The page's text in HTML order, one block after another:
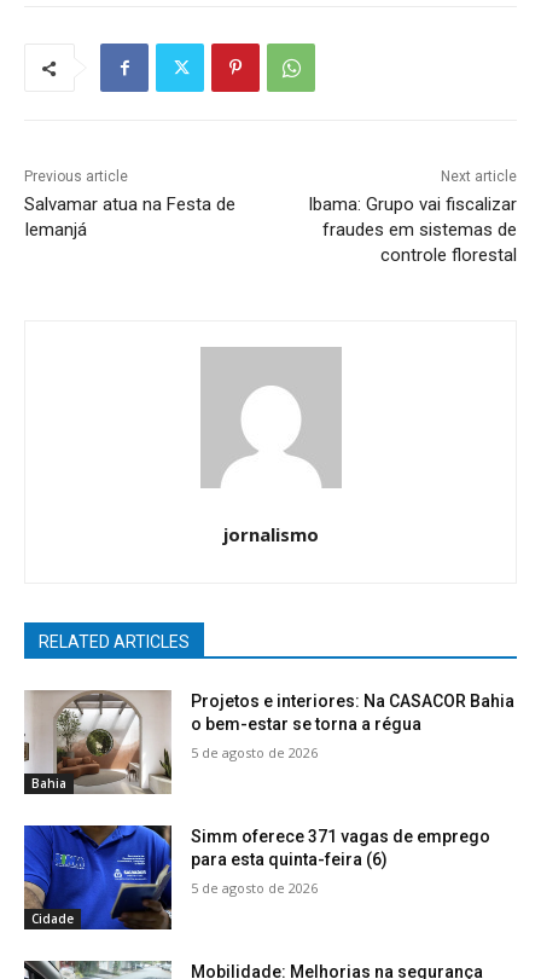
Previous article
Salvamar atua na Festa de
Iemanjá
Next article
Ibama: Grupo vai fiscalizar
fraudes em sistemas de
controle florestal
jornalismo
RELATED ARTICLES
Bahia
Projetos e interiores: Na CASACOR Bahia
o bem-estar se torna a régua
5 de agosto de 2026
Cidade
Simm oferece 371 vagas de emprego
para esta quinta-feira (6)
5 de agosto de 2026
Mobilidade: Melhorias na segurança